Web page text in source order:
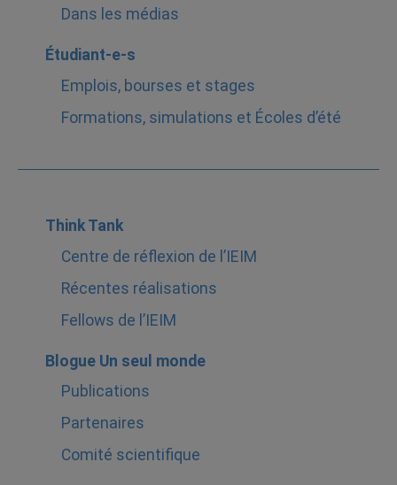
Dans les médias
Étudiant-e-s
Emplois, bourses et stages
Formations, simulations et Écoles d’été
Think Tank
Centre de réflexion de l’IEIM
Récentes réalisations
Fellows de l’IEIM
Blogue Un seul monde
Publications
Partenaires
Comité scientifique